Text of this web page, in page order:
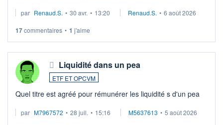
Investissement long terme tip top pour sa retraite.
par Renaud.S. • 30 avr. • 13:20 Renaud.S. • 6 août 2026
17commentaires • 1 j'aime
Liquidité dans un pea
ETF ET OPCVM
Quel titre est agréé pour rémunérer les liquidité s d'un pea
par M7967572 • 28 juil. • 15:16 M5637613 • 5 août 2026